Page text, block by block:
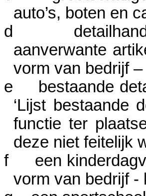
auto’s, boten en
d
aanverwante
vorm van bedrijf –
e
bestaande
‘Lijst bestaande
functie ter
deze niet feitelijk
f
een
vorm van bedrijf -